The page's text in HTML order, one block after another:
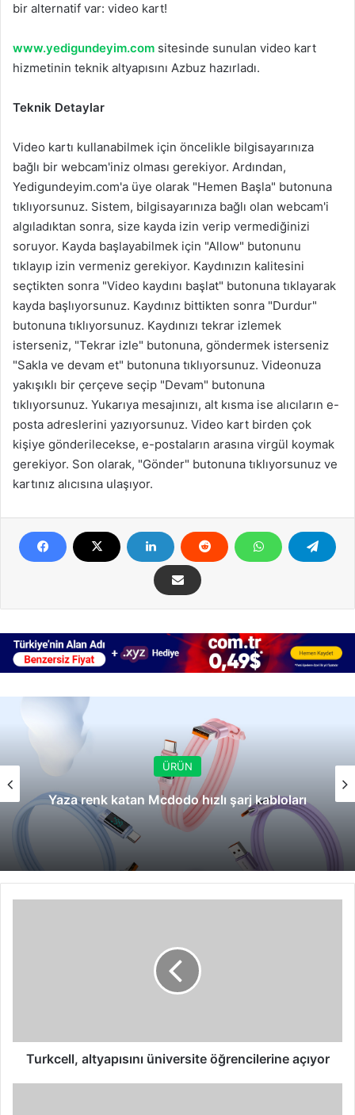
bir alternatif var: video kart!
www.yedigundeyim.com sitesinde sunulan video kart
hizmetinin teknik altyapısını Azbuz hazırladı.
Teknik Detaylar
Video kartı kullanabilmek için öncelikle bilgisayarınıza
bağlı bir webcam'iniz olması gerekiyor. Ardından,
Yedigundeyim.com'a üye olarak "Hemen Başla" butonuna
tıklıyorsunuz. Sistem, bilgisayarınıza bağlı olan webcam'i
algıladıktan sonra, size kayda izin verip vermediğinizi
soruyor. Kayda başlayabilmek için "Allow" butonunu
tıklayıp izin vermeniz gerekiyor. Kaydınızın kalitesini
seçtikten sonra "Video kaydını başlat" butonuna tıklayarak
kayda başlıyorsunuz. Kaydınız bittikten sonra "Durdur"
butonuna tıklıyorsunuz. Kaydınızı tekrar izlemek
isterseniz, "Tekrar izle" butonuna, göndermek isterseniz
"Sakla ve devam et" butonuna tıklıyorsunuz. Videonuza
yakışıklı bir çerçeve seçip "Devam" butonuna
tıklıyorsunuz. Yukarıya mesajınızı, alt kısma ise alıcıların e-
posta adreslerini yazıyorsunuz. Video kart birden çok
kişiye gönderilecekse, e-postaların arasına virgül koymak
gerekiyor. Son olarak, "Gönder" butonuna tıklıyorsunuz ve
kartınız alıcısına ulaşıyor.
ÜRÜN
Yaza renk katan Mcdodo hızlı şarj kabloları
Turkcell, altyapısını üniversite öğrencilerine açıyor